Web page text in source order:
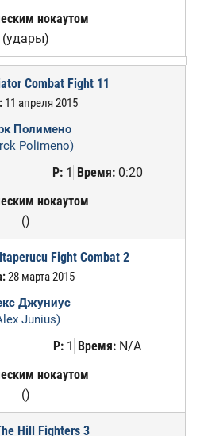
нокаутом
(удары)
Combat Fight 11
11 апреля 2015
Полимено
Polimeno)
Р:1 Время:0:20
нокаутом
()
Fight Combat 2
28 марта 2015
Джуниус
Junius)
Р: 1 Время: N/A
нокаутом
()
Hill Fighters 3